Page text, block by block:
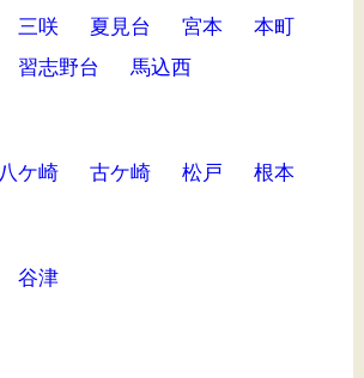
三咲 夏見台 宮本
本町
習志野台 馬込西
八ケ崎 古ケ崎 松戸 根本
谷津